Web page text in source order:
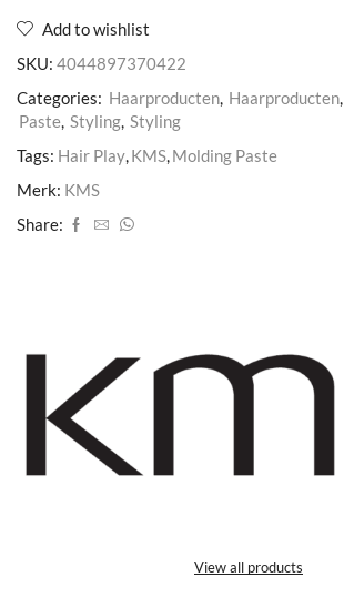
Add to wishlist
SKU: 4044897370422
Categories: Haarproducten, Haarproducten,
Paste, Styling, Styling
Tags: Hair Play,KMS,Molding Paste
Merk: KMS
Share:
View all products